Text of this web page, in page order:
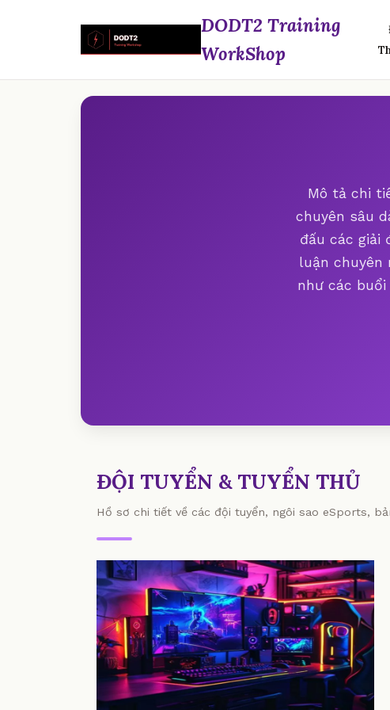
DODT2 Training
WorkShop
Mô tả chi
chuyên sâu
đấu các giải
luận chuyên
như các
ĐỘI TUYỂN & TUYỂN THỦ
Hồ sơ chi tiết về các đội tuyển, ngôi sao eSports,